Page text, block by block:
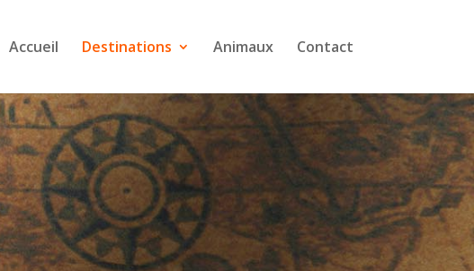
Accueil Destinations Animaux Contact